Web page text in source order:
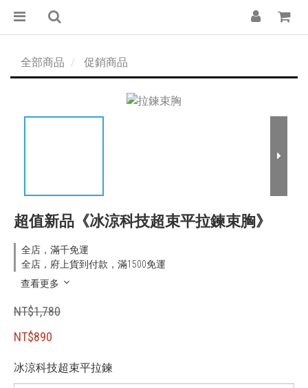
全部商品 促銷商品
超值新品《冰涼科技超束平拉鍊束胸》
全店，滿千免運
全店，府上貨到付款，滿1500免運
查看更多
NT$1,780
NT$890
冰涼科技超束平拉鍊